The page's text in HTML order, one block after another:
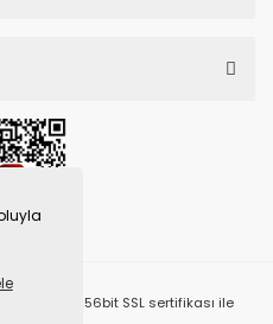
bilgileriniz 256bit SSL sertifikası ile